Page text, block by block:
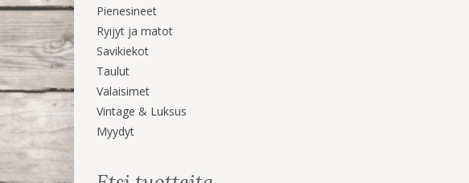
Pienesineet
Ryijyt ja matot
Savikiekot
Taulut
Valaisimet
Vintage & Luksus
Myydyt